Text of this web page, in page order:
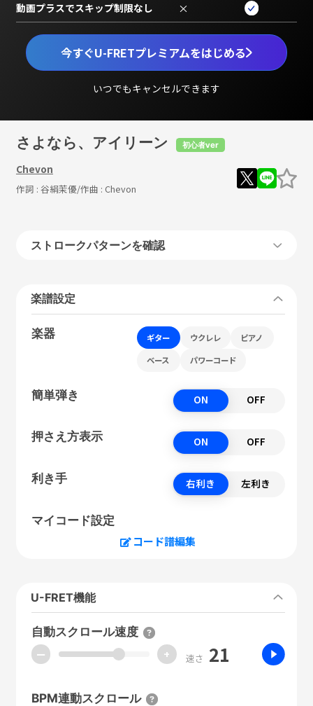
今すぐU-FRETプレミアムをはじめる
いつでもキャンセルできます
動画プラスでスキップ制限なし ×
さよなら、アイリーン 初心者ver
Chevon
作詞 : 谷絹茉優/作曲 : Chevon
ストロークパターンを確認
楽譜設定
楽器 ギター ウクレレ ピアノ
ベース パワーコード
簡単弾き ON OFF
押さえ方表示 ON OFF
利き手 右利き 左利き
マイコード設定
コード譜編集
U-FRET機能
自動スクロール速度
ー + 速さ 21
BPM連動スクロール